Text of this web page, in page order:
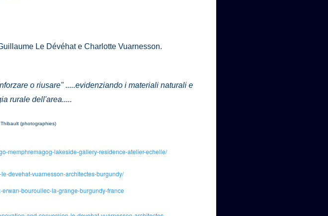
Le Dévéhat e Charlotte Vuarnesson.
o riusare" .....evidenziando i materiali naturali e
rurale dell'area.....
(photographies)
memphremagog-lakeside-gallery-residence-atelier-echelle/
devehat-vuarnesson-architectes-burgundy/
bouroullec-la-grange-burgundy-france